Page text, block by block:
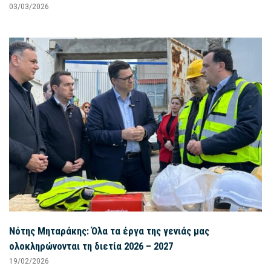
03/03/2026
Νότης Μηταράκης: Όλα τα έργα της γενιάς μας
ολοκληρώνονται τη διετία 2026 – 2027
19/02/2026